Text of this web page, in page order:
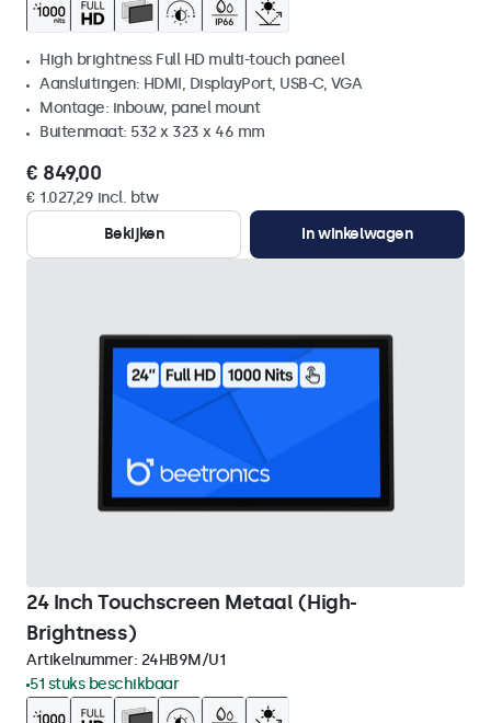
High brightness Full HD multi-touch paneel
Aansluitingen: HDMI, DisplayPort, USB-C, VGA
Montage: inbouw, panel mount
Buitenmaat: 532 x 323 x 46 mm
€ 849,00
€ 1.027,29 incl. btw
Bekijken
In winkelwagen
24 Inch Touchscreen Metaal (High-
Brightness)
Artikelnummer: 24HB9M/U1
51 stuks beschikbaar